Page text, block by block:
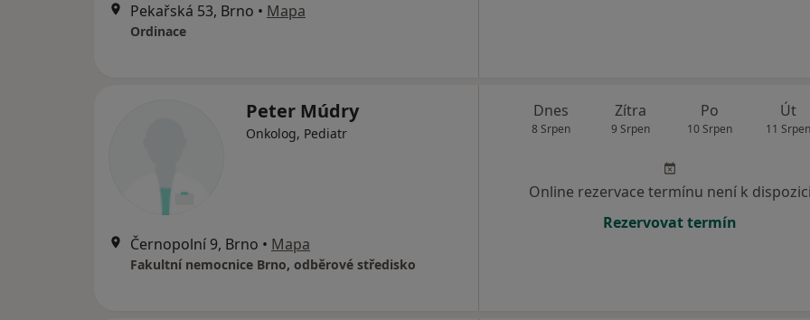
Pekařská 53, Brno • Mapa
Ordinace
Peter Múdry
Onkolog, Pediatr
Černopolní 9, Brno • Mapa
Fakultní nemocnice Brno, odběrové středisko
Dnes
8 Srpen
Zítra
9 Srpen
Po
10 Srpen
Út
11 Srpen
Online rezervace termínu není k dispozici
Rezervovat termín